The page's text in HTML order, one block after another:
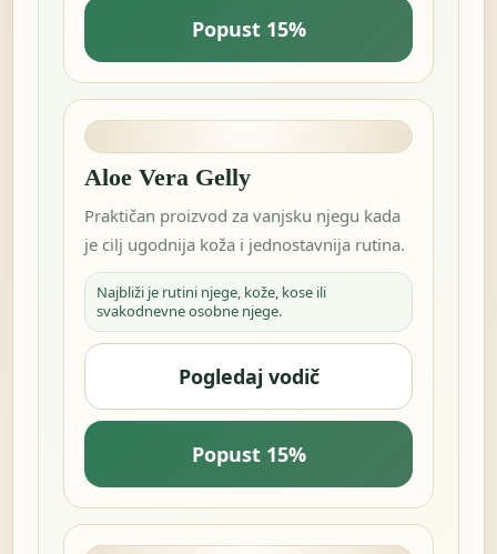
Popust 15%
Aloe Vera Gelly
Praktičan proizvod za vanjsku njegu kada
je cilj ugodnija koža i jednostavnija rutina.
Najbliži je rutini njege, kože, kose ili
svakodnevne osobne njege.
Pogledaj vodič
Popust 15%